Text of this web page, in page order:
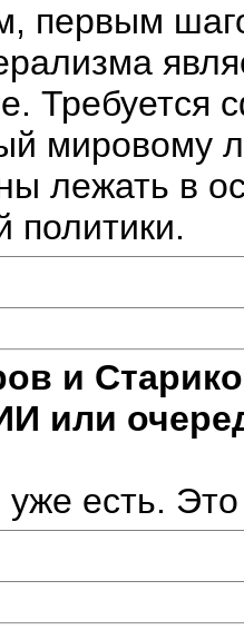
первым
Требуется
мировому
лежать в
политики.
и
или
уже есть.